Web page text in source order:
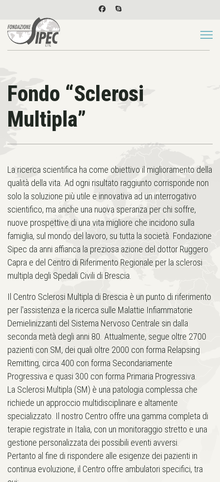
Fondo “Sclerosi
Multipla”
La ricerca scientifica ha come obiettivo il miglioramento della
qualità della vita. Ad ogni risultato raggiunto corrisponde non
solo la soluzione più utile e innovativa ad un interrogativo
scientifico, ma anche una nuova speranza per chi soffre,
nuove prospettive di una vita migliore che incidono sulla
famiglia, sul mondo del lavoro, su tutta la società. Fondazione
Sipec da anni affianca la preziosa azione del dottor Ruggero
Capra e del Centro di Riferimento Regionale per la sclerosi
multipla degli Spedali Civili di Brescia.
Il Centro Sclerosi Multipla di Brescia è un punto di riferimento
per l'assistenza e la ricerca sulle Malattie Infiammatorie
Demielinizzanti del Sistema Nervoso Centrale sin dalla
seconda metà degli anni 80. Attualmente, segue oltre 2700
pazienti con SM, dei quali oltre 2000 con forma Relapsing
Remitting, circa 400 con forma Secondariamente
Progressiva e quasi 300 con forma Primaria Progressiva.
La Sclerosi Multipla (SM) è una patologia complessa che
richiede un approccio multidisciplinare e altamente
specializzato. Il nostro Centro offre una gamma completa di
terapie registrate in Italia, con un monitoraggio stretto e una
gestione personalizzata dei possibili eventi avversi.
Pertanto al fine di rispondere alle esigenze dei pazienti in
continua evoluzione, il Centro offre ambulatori specifici, tra